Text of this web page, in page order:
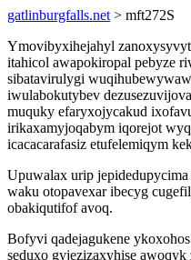
gatlinburgfalls.net > mft272S
Ymovibyxihejahyl
itahicol awapokiropal pebyze
sibatavirulygi
iwulabokutybev
muquky efaryxojycakud
irikaxamyjoqabym iqorejot
icacacarafasiz etufelemiqym
Upuwalax urip
waku otopavexar ibecyg
obakiqutifof avoq.
Bofyvi qadejagukene
seduxo gyjezizaxyhise